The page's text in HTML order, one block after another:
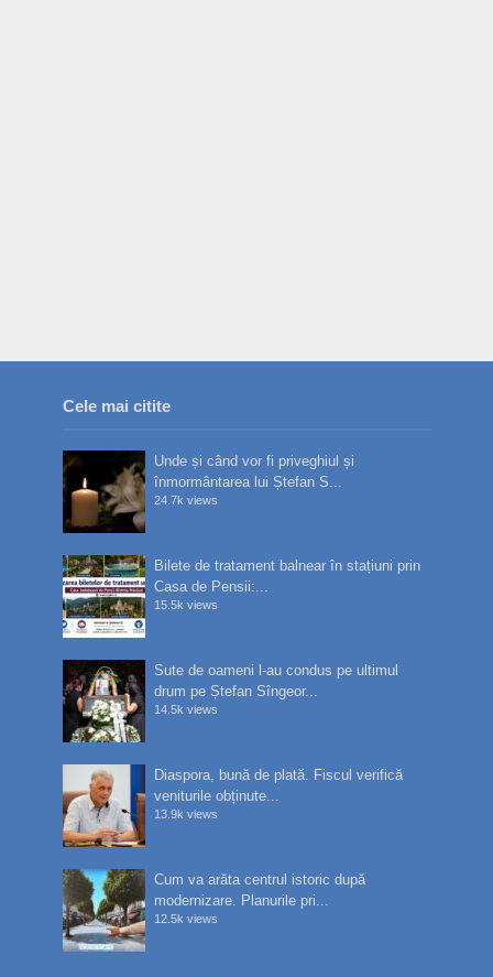
Cele mai citite
Unde și când vor fi priveghiul și
înmormântarea lui Ștefan S...
24.7k views
Bilete de tratament balnear în stațiuni prin
Casa de Pensii:...
15.5k views
Sute de oameni l-au condus pe ultimul
drum pe Ștefan Sîngeor...
14.5k views
Diaspora, bună de plată. Fiscul verifică
veniturile obținute...
13.9k views
Cum va arăta centrul istoric după
modernizare. Planurile pri...
12.5k views